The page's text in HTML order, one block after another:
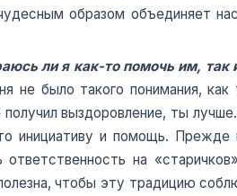
образом объединяет
ли я как-то помочь им, так
не было такого понимания,
выздоровление, ты
инициативу и помощь. Прежде
на
чтобы эту традицию